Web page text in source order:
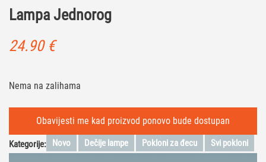
Lampa Jednorog
24.90 €
Nema na zalihama
Kategorije: Novo Dečije lampe Pokloni za đecu Svi pokloni